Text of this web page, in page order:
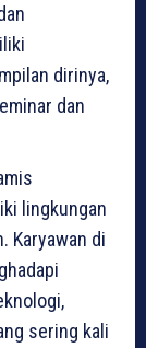
dirinya,
dan
lingkungan
Karyawan di
sering kali